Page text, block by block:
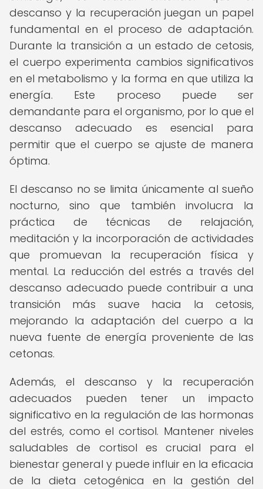
descanso y la recuperación juegan un papel
fundamental en el proceso de adaptación.
Durante la transición a un estado de cetosis,
el cuerpo experimenta cambios significativos
en el metabolismo y la forma en que utiliza la
energía. Este proceso puede ser
demandante para el organismo, por lo que el
descanso adecuado es esencial para
permitir que el cuerpo se ajuste de manera
óptima.
El descanso no se limita únicamente al sueño
nocturno, sino que también involucra la
práctica de técnicas de relajación,
meditación y la incorporación de actividades
que promuevan la recuperación física y
mental. La reducción del estrés a través del
descanso adecuado puede contribuir a una
transición más suave hacia la cetosis,
mejorando la adaptación del cuerpo a la
nueva fuente de energía proveniente de las
cetonas.
Además, el descanso y la recuperación
adecuados pueden tener un impacto
significativo en la regulación de las hormonas
del estrés, como el cortisol. Mantener niveles
saludables de cortisol es crucial para el
bienestar general y puede influir en la eficacia
de la dieta cetogénica en la gestión del